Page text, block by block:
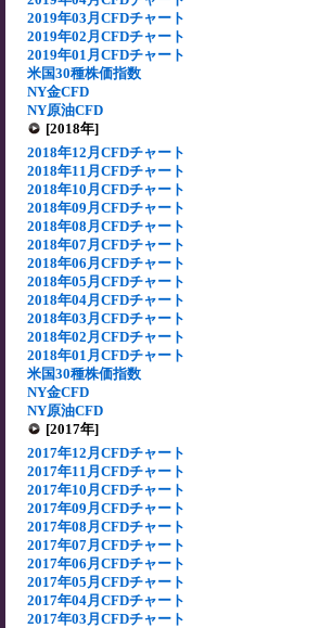
2019年03月CFDチャート
2019年02月CFDチャート
2019年01月CFDチャート
米国30種株価指数
NY金CFD
NY原油CFD
[2018年]
2018年12月CFDチャート
2018年11月CFDチャート
2018年10月CFDチャート
2018年09月CFDチャート
2018年08月CFDチャート
2018年07月CFDチャート
2018年06月CFDチャート
2018年05月CFDチャート
2018年04月CFDチャート
2018年03月CFDチャート
2018年02月CFDチャート
2018年01月CFDチャート
米国30種株価指数
NY金CFD
NY原油CFD
[2017年]
2017年12月CFDチャート
2017年11月CFDチャート
2017年10月CFDチャート
2017年09月CFDチャート
2017年08月CFDチャート
2017年07月CFDチャート
2017年06月CFDチャート
2017年05月CFDチャート
2017年04月CFDチャート
2017年03月CFDチャート